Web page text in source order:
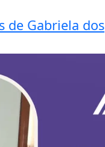
de Gabriela dos